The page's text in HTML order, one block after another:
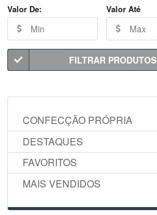
Valor De: Valor Até
FILTRAR PRODUTOS
CONFECÇÃO PRÓPRIA
DESTAQUES
FAVORITOS
MAIS VENDIDOS